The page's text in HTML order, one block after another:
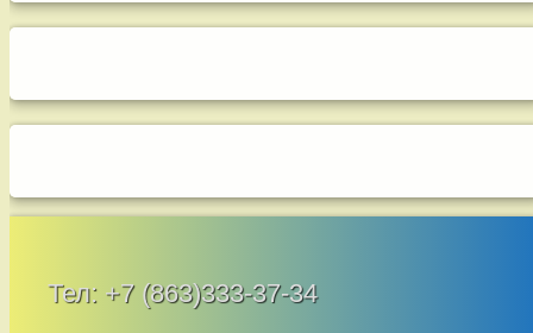
Тел: +7 (863)333-37-34